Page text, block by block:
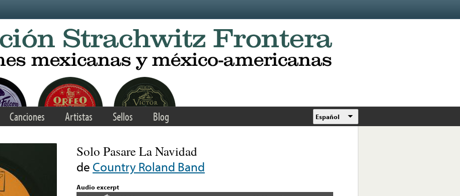
Canciones Artistas Sellos Blog Español
Solo Pasare La Navidad
de Country Roland Band
Audio excerpt